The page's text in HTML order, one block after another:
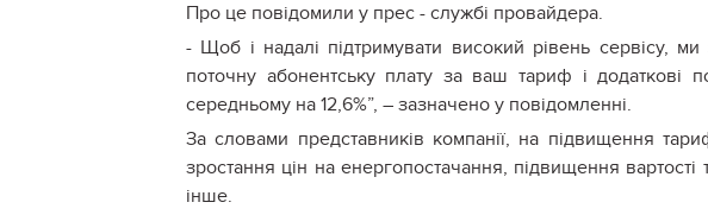
Про це повідомили у прес - службі провайдера.
- Щоб і надалі підтримувати високий рівень сервісу,
поточну абонентську плату за ваш тариф і додаткові
середньому на 12,6%”, – зазначено у повідомленні.
За словами представників компанії, на підвищення
зростання цін на енергопостачання, підвищення вартості
інше.